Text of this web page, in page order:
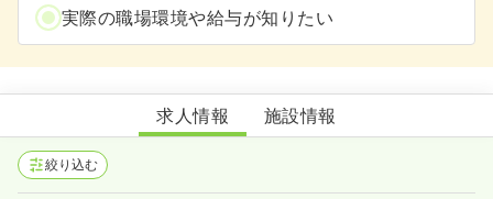
実際の職場環境や給与が知りたい
湖北台診療所
求人情報 施設情報
絞り込む